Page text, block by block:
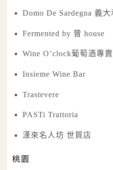
Domo De Sardegna 義
Fermented by 曾 house
Wine O’clock葡萄酒專
Insieme Wine Bar
Trastevere
PASTi Trattoria
漢來名人坊 世貿店
桃園